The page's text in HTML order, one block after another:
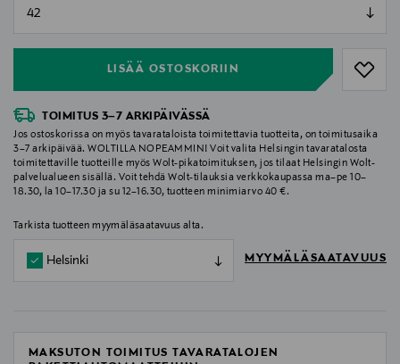
LISÄÄ OSTOSKORIIN
TOIMITUS 3–7 ARKIPÄIVÄSSÄ
Jos ostoskorissa on myös tavarataloista toimitettavia tuotteita, on toimitusaika
3–7 arkipäivää. WOLTILLA NOPEAMMIN! Voit valita Helsingin tavaratalosta
toimitettaville tuotteille myös Wolt-pikatoimituksen, jos tilaat Helsingin Wolt-
palvelualueen sisällä. Voit tehdä Wolt-tilauksia verkkokaupassa ma–pe 10–
18.30, la 10–17.30 ja su 12–16.30, tuotteen minimiarvo 40 €.
Tarkista tuotteen myymäläsaatavuus alta.
Helsinki MYYMÄLÄSAATAVUUS
MAKSUTON TOIMITUS TAVARATALOJEN